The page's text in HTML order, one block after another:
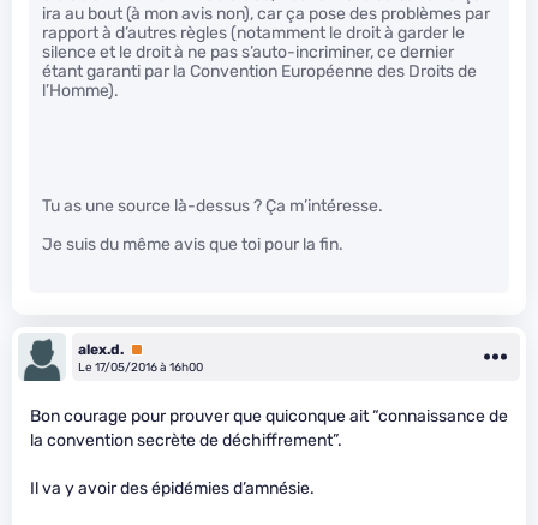
ira au bout (à mon avis non), car ça pose des problèmes par
rapport à d’autres règles (notamment le droit à garder le
silence et le droit à ne pas s’auto-incriminer, ce dernier
étant garanti par la Convention Européenne des Droits de
l’Homme).
Tu as une source là-dessus ? Ça m’intéresse.
Je suis du même avis que toi pour la fin.
alex.d. Premium
Le 17/05/2016 à 16h00
Bon courage pour prouver que quiconque ait “connaissance de
la convention secrète de déchiffrement”.
Il va y avoir des épidémies d’amnésie.